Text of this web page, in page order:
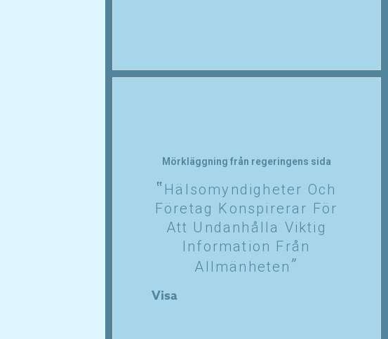
Mörkläggning från regeringens sida
Hälsomyndigheter Och
Företag Konspirerar För
Att Undanhålla Viktig
Information Från
Allmänheten
Visa